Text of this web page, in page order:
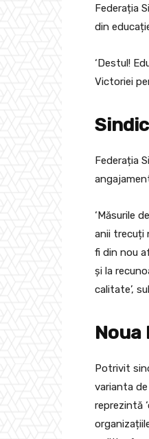
Federația
din
‘Destul!
Victoriei
Federația
‘Măsurile
anii trecuți
fi din nou
și la
calitate’,
Noua
Potrivit
varianta
reprezintă